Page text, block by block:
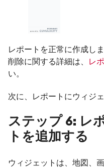
レポートを正常に作成し
削除に関する詳細は、
レ
い。
次に、レポートにウィジ
ステップ 6: レ
トを追加する
ウィジェットは、地図、